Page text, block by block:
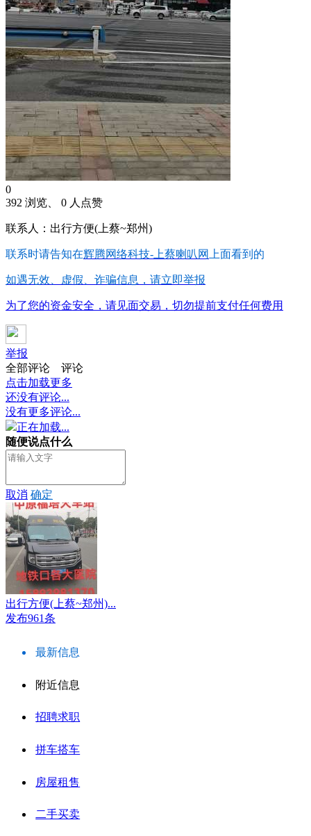
0
392 浏览、 0 人点赞
联系人：出行方便(上蔡~郑州)
联系时请告知在辉腾网络科技-上蔡喇叭网 上面看到的
如遇无效、虚假、诈骗信息，请立即举报
为了您的资金安全，请见面交易，切勿提前支付任何费用
举报
全部评论
评论
点击加载更多
还没有评论...
没有更多评论...
正在加载...
随便说点什么
取消 确定
出行方便(上蔡~郑州)...
发布961条
最新信息
附近信息
招聘求职
拼车搭车
房屋租售
二手买卖